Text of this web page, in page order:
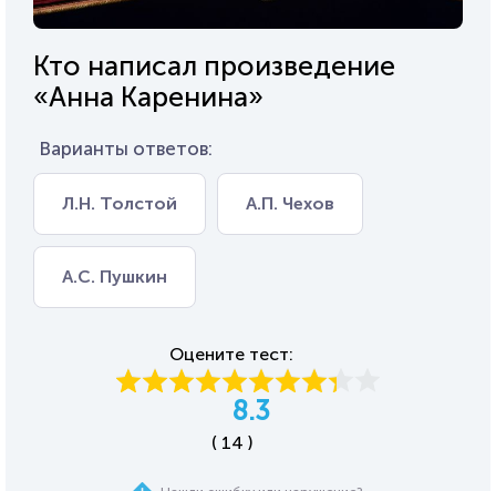
Кто написал произведение
«Анна Каренина»
Варианты ответов:
Л.Н. Толстой А.П. Чехов
А.С. Пушкин
Оцените тест:
8.3
( 14 )